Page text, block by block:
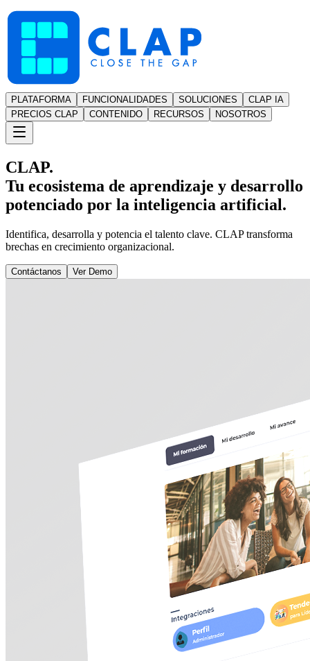
PLATAFORMA FUNCIONALIDADES SOLUCIONES
CLAP IA
PRECIOS CLAP
CONTENIDO RECURSOS NOSOTROS
CLAP.
Tu ecosistema de aprendizaje y desarrollo
potenciado por la inteligencia artificial.
Identifica, desarrolla y potencia el talento clave. CLAP transforma
brechas en crecimiento organizacional.
Contáctanos Ver Demo